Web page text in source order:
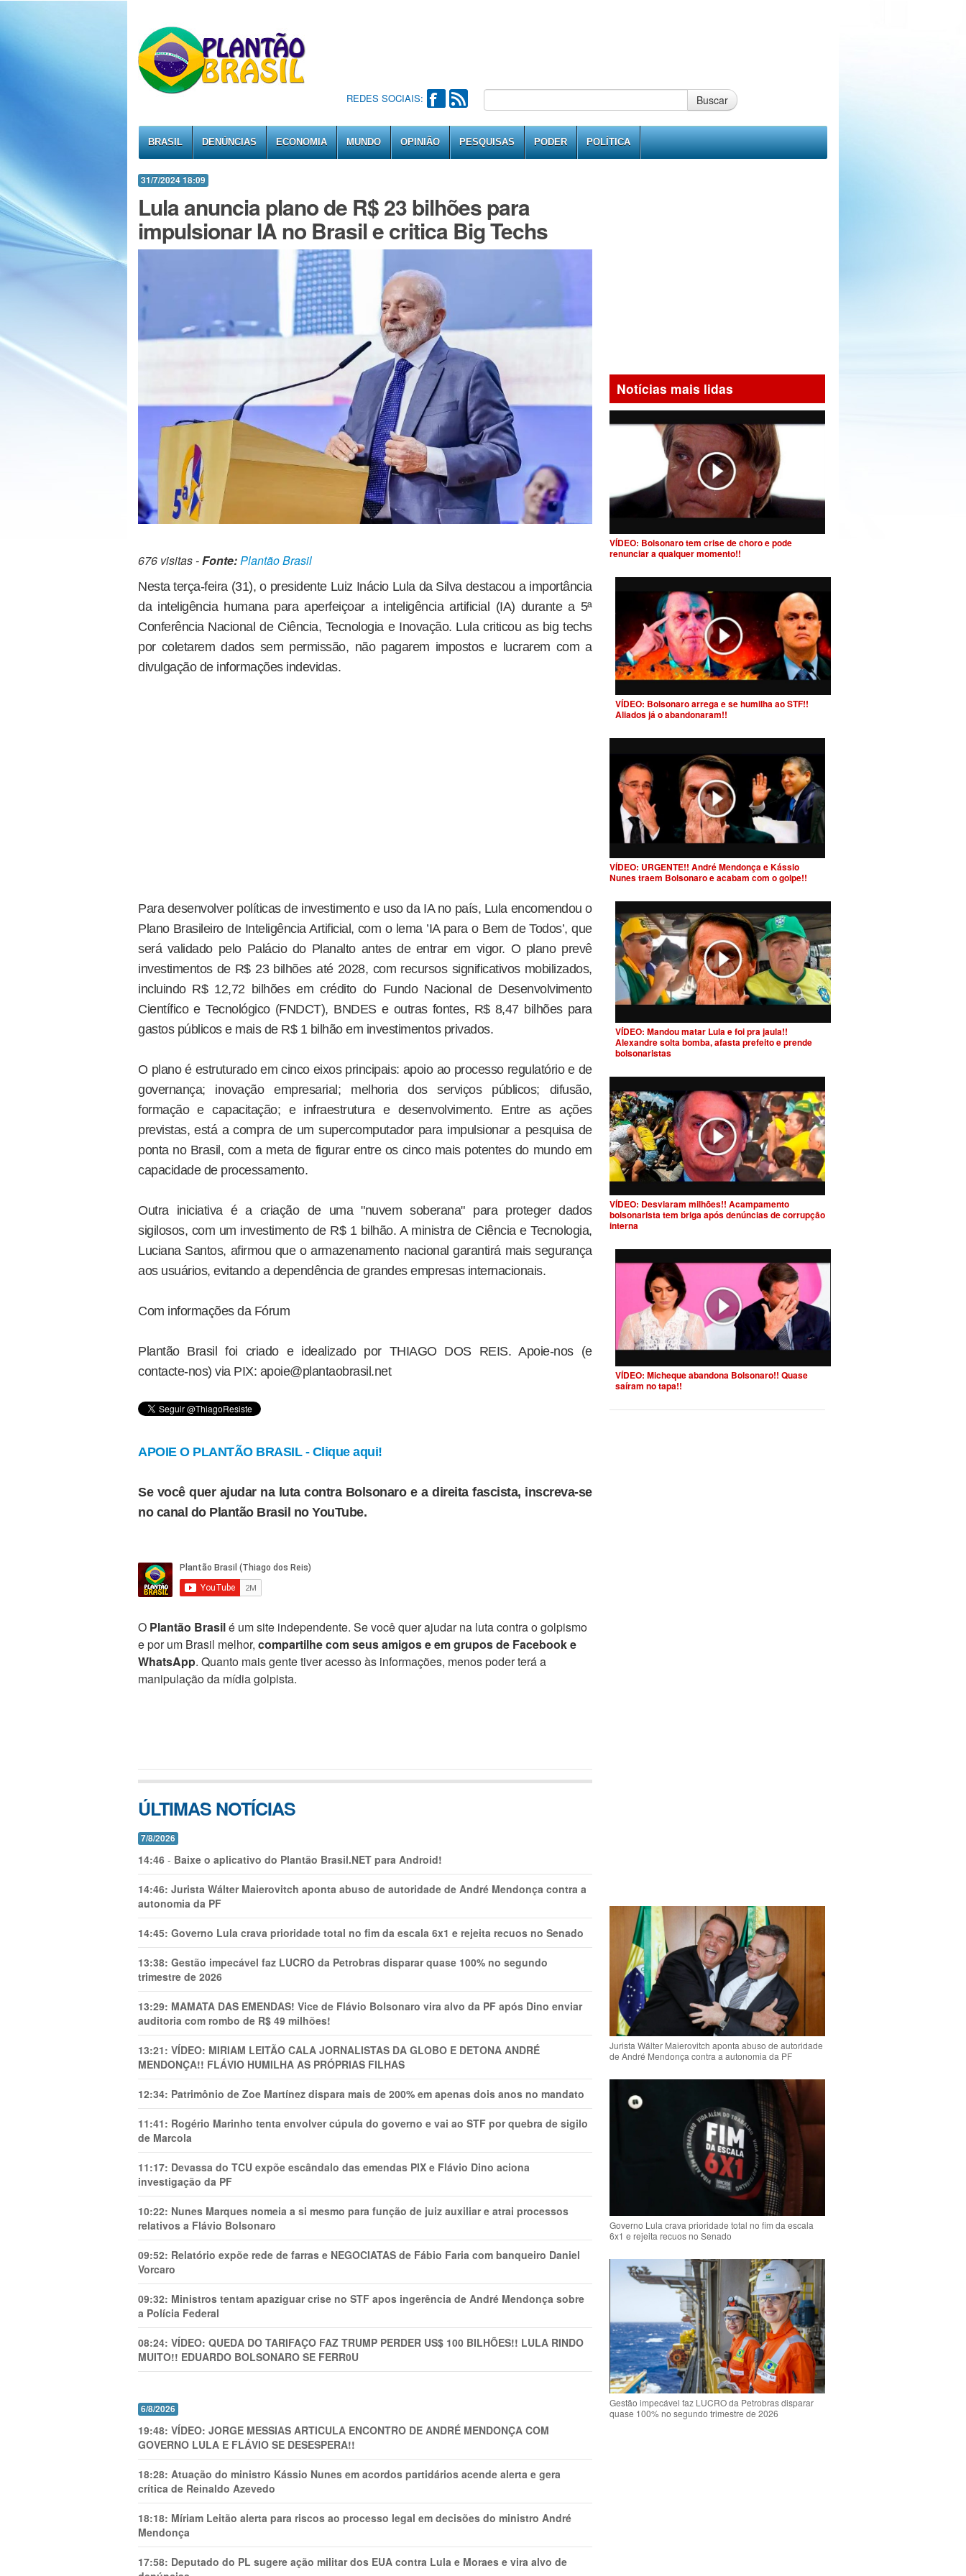
REDES SOCIAIS: Buscar
BRASIL DENÚNCIAS ECONOMIA MUNDO OPINIÃO PESQUISAS PODER POLÍTICA
31/7/2024 18:09
Lula anuncia plano de R$ 23 bilhões para
impulsionar IA no Brasil e critica Big Techs
676 visitas -Fonte:Plantão Brasil
Nesta terça-feira (31), o presidente Luiz Inácio Lula da Silva destacou a importância
da inteligência humana para aperfeiçoar a inteligência artificial (IA) durante a 5ª
Conferência Nacional de Ciência, Tecnologia e Inovação. Lula criticou as big techs
por coletarem dados sem permissão, não pagarem impostos e lucrarem com a
divulgação de informações indevidas.
Para desenvolver políticas de investimento e uso da IA no país, Lula encomendou o
Plano Brasileiro de Inteligência Artificial, com o lema ’IA para o Bem de Todos’, que
será validado pelo Palácio do Planalto antes de entrar em vigor. O plano prevê
investimentos de R$ 23 bilhões até 2028, com recursos significativos mobilizados,
incluindo R$ 12,72 bilhões em crédito do Fundo Nacional de Desenvolvimento
Científico e Tecnológico (FNDCT), BNDES e outras fontes, R$ 8,47 bilhões para
gastos públicos e mais de R$ 1 bilhão em investimentos privados.
O plano é estruturado em cinco eixos principais: apoio ao processo regulatório e de
governança; inovação empresarial; melhoria dos serviços públicos; difusão,
formação e capacitação; e infraestrutura e desenvolvimento. Entre as ações
previstas, está a compra de um supercomputador para impulsionar a pesquisa de
ponta no Brasil, com a meta de figurar entre os cinco mais potentes do mundo em
capacidade de processamento.
Outra iniciativa é a criação de uma "nuvem soberana" para proteger dados
sigilosos, com um investimento de R$ 1 bilhão. A ministra de Ciência e Tecnologia,
Luciana Santos, afirmou que o armazenamento nacional garantirá mais segurança
aos usuários, evitando a dependência de grandes empresas internacionais.
Com informações da Fórum
Plantão Brasil foi criado e idealizado por THIAGO DOS REIS. Apoie-nos (e
contacte-nos) via PIX: apoie@plantaobrasil.net
APOIE O PLANTÃO BRASIL - Clique aqui!
Se você quer ajudar na luta contra Bolsonaro e a direita fascista, inscreva-se
no canal do Plantão Brasil no YouTube.
O Plantão Brasilé um site independente. Se você quer ajudar na luta contra o golpismo
e por um Brasil melhor, compartilhe com seus amigos e em grupos de Facebook e
WhatsApp. Quanto mais gente tiver acesso às informações, menos poder terá a
manipulação da mídia golpista.
ÚLTIMAS NOTÍCIAS
7/8/2026
14:46 - Baixe o aplicativo do Plantão Brasil.NET para Android!
14:46: Jurista Wálter Maierovitch aponta abuso de autoridade de André Mendonça contra a
autonomia da PF
14:45: Governo Lula crava prioridade total no fim da escala 6x1 e rejeita recuos no Senado
13:38: Gestão impecável faz LUCRO da Petrobras disparar quase 100% no segundo
trimestre de 2026
13:29: MAMATA DAS EMENDAS! Vice de Flávio Bolsonaro vira alvo da PF após Dino enviar
auditoria com rombo de R$ 49 milhões!
13:21: VÍDEO: MIRIAM LEITÃO CALA JORNALISTAS DA GLOBO E DETONA ANDRÉ
MENDONÇA!! FLÁVIO HUMILHA AS PRÓPRIAS FILHAS
12:34: Patrimônio de Zoe Martínez dispara mais de 200% em apenas dois anos no mandato
11:41: Rogério Marinho tenta envolver cúpula do governo e vai ao STF por quebra de sigilo
de Marcola
11:17: Devassa do TCU expõe escândalo das emendas PIX e Flávio Dino aciona
investigação da PF
10:22: Nunes Marques nomeia a si mesmo para função de juiz auxiliar e atrai processos
relativos a Flávio Bolsonaro
09:52: Relatório expõe rede de farras e NEGOCIATAS de Fábio Faria com banqueiro Daniel
Vorcaro
09:32: Ministros tentam apaziguar crise no STF apos ingerência de André Mendonça sobre
a Polícia Federal
08:24: VÍDEO: QUEDA DO TARIFAÇO FAZ TRUMP PERDER US$ 100 BILHÕES!! LULA RINDO
MUITO!! EDUARDO BOLSONARO SE FERR0U
6/8/2026
19:48: VÍDEO: JORGE MESSIAS ARTICULA ENCONTRO DE ANDRÉ MENDONÇA COM
GOVERNO LULA E FLÁVIO SE DESESPERA!!
18:28: Atuação do ministro Kássio Nunes em acordos partidários acende alerta e gera
crítica de Reinaldo Azevedo
18:18: Míriam Leitão alerta para riscos ao processo legal em decisões do ministro André
Mendonça
17:58: Deputado do PL sugere ação militar dos EUA contra Lula e Moraes e vira alvo de
Notícias mais lidas
VÍDEO: Bolsonaro tem crise de choro e pode
renunciar a qualquer momento!!
VÍDEO: Bolsonaro arrega e se humilha ao STF!!
Aliados já o abandonaram!!
VÍDEO: URGENTE!! André Mendonça e Kássio
Nunes traem Bolsonaro e acabam com o golpe!!
VÍDEO: Mandou matar Lula e foi pra jaula!!
Alexandre solta bomba, afasta prefeito e prende
bolsonaristas
VÍDEO: Desviaram milhões!! Acampamento
bolsonarista tem briga após denúncias de corrupção
interna
VÍDEO: Micheque abandona Bolsonaro!! Quase
saíram no tapa!!
Jurista Wálter Maierovitch aponta abuso de autoridade
de André Mendonça contra a autonomia da PF
Governo Lula crava prioridade total no fim da escala
6x1 e rejeita recuos no Senado
Gestão impecável faz LUCRO da Petrobras disparar
quase 100% no segundo trimestre de 2026